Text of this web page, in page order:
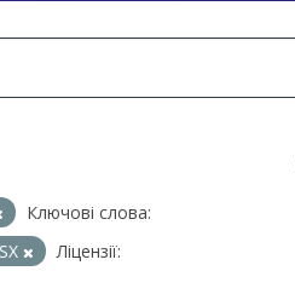
Ключові слова:
Ліцензії: